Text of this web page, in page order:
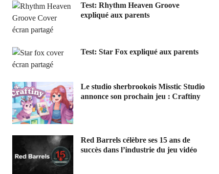
Test: Rhythm Heaven Groove
expliqué aux parents
Test: Star Fox expliqué aux parents
Le studio sherbrookois Misstic Studio
annonce son prochain jeu : Craftiny
Red Barrels célèbre ses 15 ans de
succès dans l’industrie du jeu vidéo